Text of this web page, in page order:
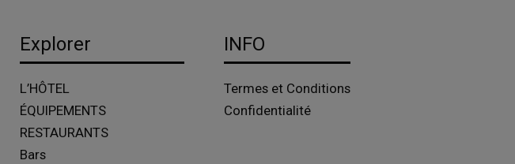
Explorer
L’HÔTEL
ÉQUIPEMENTS
RESTAURANTS
Bars
INFO
Termes et Conditions
Confidentialité